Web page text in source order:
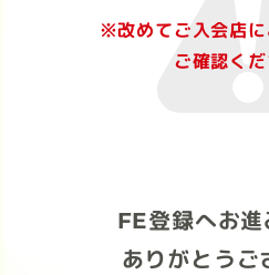
※改めてご入会店
ご確認くだ
FE登録へお進
ありがとうご